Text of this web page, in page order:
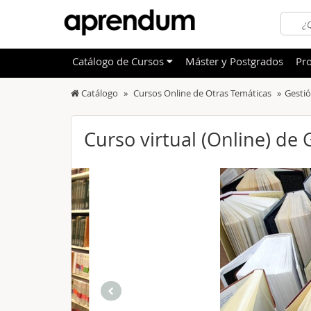
OFERTAS DESTACADAS
NOVEDADES DE NUESTRO CATÁLOGO
Otras
Catálogo Cursos Online de Otras Temáticas
Curso virtual (Online) de
Catálogo de Cursos Máster y Postgrados